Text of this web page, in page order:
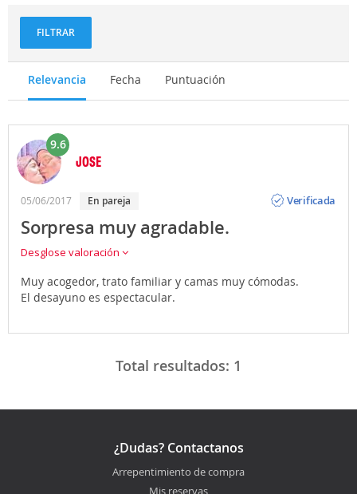
FILTRAR
Relevancia Fecha Puntuación
9.6
JOSE
05/06/2017 En pareja
Verificada
Sorpresa muy agradable.
Desglose valoración
Muy acogedor, trato familiar y camas muy cómodas.
El desayuno es espectacular.
Total resultados: 1
¿Dudas? Contactanos
Arrepentimiento de compra
Mis reservas